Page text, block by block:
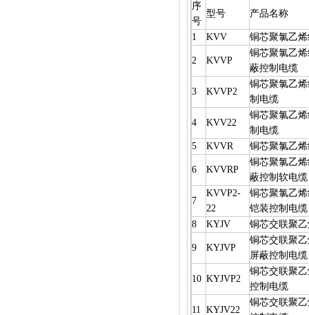
序
号
型号 产品名称
1 KVV 铜芯聚氯乙
2 KVVP
铜芯聚氯乙
蔽控制电缆
3 KVVP2
铜芯聚氯乙
制电缆
4 KVV22
铜芯聚氯乙
制电缆
5
KVVR 铜芯聚氯乙
6 KVVRP
铜芯聚氯乙
蔽控制软电缆
7
KVVP2-
22
铜芯聚氯乙
铠装控制电缆
8
KYJV 铜芯交联聚
9 KYJVP
铜芯交联聚
屏蔽控制电缆
10 KYJVP2
铜芯交联聚
控制电缆
11 KYJV22
铜芯交联聚